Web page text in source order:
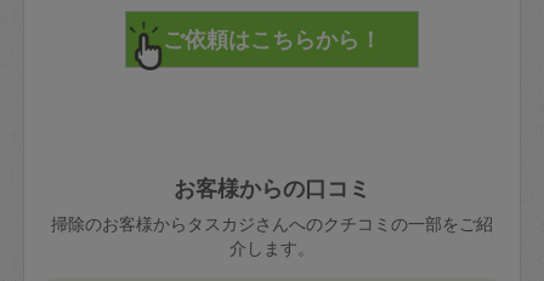
直前キャンセル料：
72時間前〜24時間前＝依頼料金の50%
依頼者不在による当日キャンセル＝依頼
金額の100%＋交通費全額
みてください。
その後、一番気に入ったタスカジさんに
てください。
不在時に部屋に入るためにタスカジさん
きた場合は損害保険の対象外となるので
ご注意ください。
で、必ず鍵のかかるロッカーや金庫に入
れて依頼者の責任の元管理するよう心掛
けてください。
あわせてこちらも参照ください ： 初めて
利用します。注意しなくてはいけない点
お客様からの口コミ
掃除のお客様からタスカジさんへのクチコミの一部をご紹
介します。